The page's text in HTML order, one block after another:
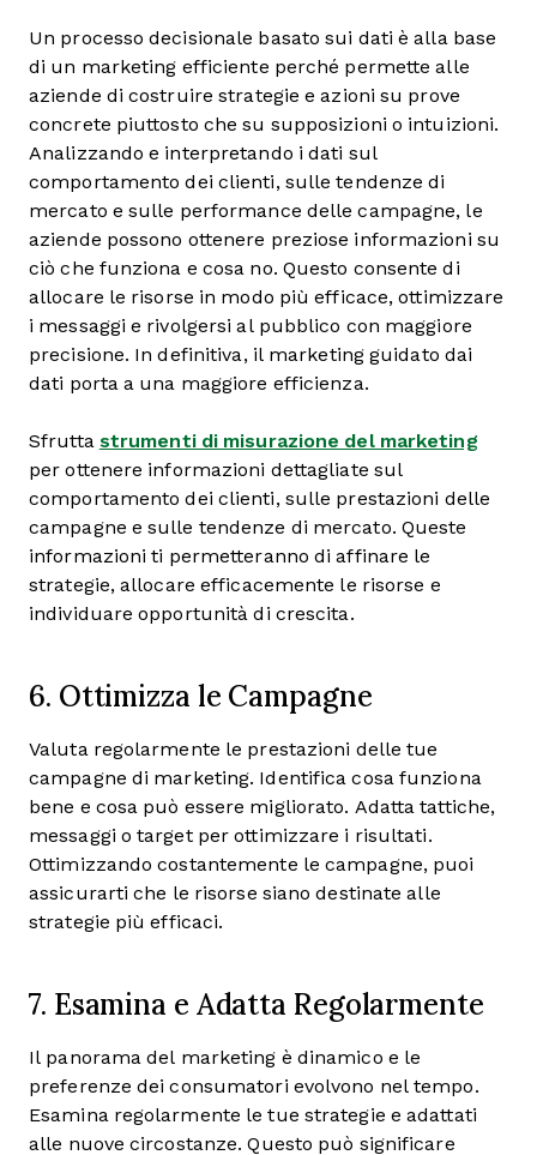
Un processo decisionale basato sui dati è alla base
di un marketing efficiente perché permette alle
aziende di costruire strategie e azioni su prove
concrete piuttosto che su supposizioni o intuizioni.
Analizzando e interpretando i dati sul
comportamento dei clienti, sulle tendenze di
mercato e sulle performance delle campagne, le
aziende possono ottenere preziose informazioni su
ciò che funziona e cosa no. Questo consente di
allocare le risorse in modo più efficace, ottimizzare
i messaggi e rivolgersi al pubblico con maggiore
precisione. In definitiva, il marketing guidato dai
dati porta a una maggiore efficienza.
Sfrutta strumenti di misurazione del marketing
per ottenere informazioni dettagliate sul
comportamento dei clienti, sulle prestazioni delle
campagne e sulle tendenze di mercato. Queste
informazioni ti permetteranno di affinare le
strategie, allocare efficacemente le risorse e
individuare opportunità di crescita.
6. Ottimizza le Campagne
Valuta regolarmente le prestazioni delle tue
campagne di marketing. Identifica cosa funziona
bene e cosa può essere migliorato. Adatta tattiche,
messaggi o target per ottimizzare i risultati.
Ottimizzando costantemente le campagne, puoi
assicurarti che le risorse siano destinate alle
strategie più efficaci.
7. Esamina e Adatta Regolarmente
Il panorama del marketing è dinamico e le
preferenze dei consumatori evolvono nel tempo.
Esamina regolarmente le tue strategie e adattati
alle nuove circostanze. Questo può significare